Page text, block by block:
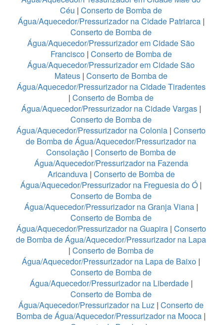
Céu | Conserto de Bomba de
Água/Aquecedor/Pressurizador na Cidade Patriarca|
Conserto de Bomba de
Água/Aquecedor/Pressurizador em Cidade São
Francisco | Conserto de Bomba de
Água/Aquecedor/Pressurizador em Cidade São
Mateus | Conserto de Bomba de
Água/Aquecedor/Pressurizador na Cidade Tiradentes
| Conserto de Bomba de
Água/Aquecedor/Pressurizador na Cidade Vargas |
Conserto de Bomba de
Água/Aquecedor/Pressurizador na Colonia | Conserto
de Bomba de Água/Aquecedor/Pressurizador na
Consolação | Conserto de Bomba de
Água/Aquecedor/Pressurizador na Fazenda
Aricanduva| Conserto de Bomba de
Água/Aquecedor/Pressurizador na Freguesia do Ó |
Conserto de Bomba de
Água/Aquecedor/Pressurizador na Granja Viana|
Conserto de Bomba de
Água/Aquecedor/Pressurizador na Guapira| Conserto
de Bomba de Água/Aquecedor/Pressurizador na Lapa
| Conserto de Bomba de
Água/Aquecedor/Pressurizador na Lapa de Baixo |
Conserto de Bomba de
Água/Aquecedor/Pressurizador na Liberdade |
Conserto de Bomba de
Água/Aquecedor/Pressurizador na Luz | Conserto de
Bomba de Água/Aquecedor/Pressurizador na Mooca |